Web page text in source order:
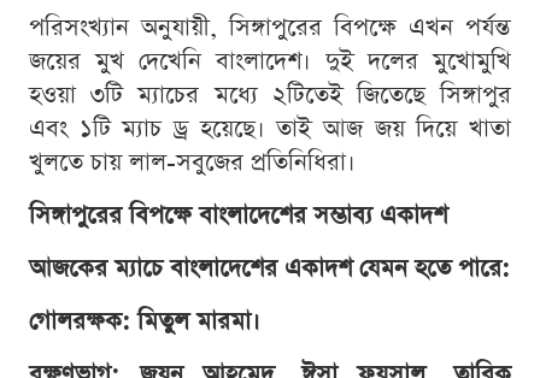
পরিসংখ্যান অনুযায়ী, সিঙ্গাপুরের বিপক্ষে এখন পর্যন্ত
জয়ের মুখ দেখেনি বাংলাদেশ। দুই দলের মুখোমুখি
হওয়া ৩টি ম্যাচের মধ্যে ২টিতেই জিতেছে সিঙ্গাপুর
এবং ১টি ম্যাচ ড্র হয়েছে। তাই আজ জয় দিয়ে খাতা
খুলতে চায় লাল-সবুজের প্রতিনিধিরা।
সিঙ্গাপুরের বিপক্ষে বাংলাদেশের সম্ভাব্য একাদশ
আজকের ম্যাচে বাংলাদেশের একাদশ যেমন হতে পারে:
গোলরক্ষক: মিতুল মারমা।